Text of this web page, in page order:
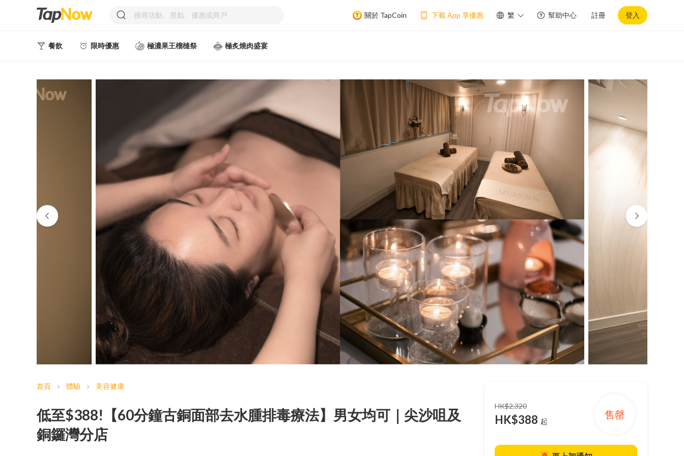
關於 TapCoin 下載 App 享優惠 繁 幫助中心 註冊 登入
餐飲
中式美食
限時優惠 極濃果王榴槤祭 極炙燒肉盛宴
首頁 chevron_right 體驗 chevron_right 美容健康
低至$388!【60分鐘古銅面部去水腫排毒療法】男女均可｜尖沙咀及
銅鑼灣分店
HK$2,320
HK$388 起
售罄